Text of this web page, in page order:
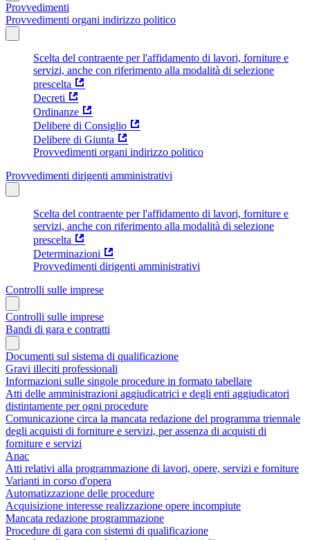
Provvedimenti
Provvedimenti organi indirizzo politico
Scelta del contraente per l'affidamento di lavori, forniture e
servizi, anche con riferimento alla modalità di selezione
prescelta
Decreti
Ordinanze
Delibere di Consiglio
Delibere di Giunta
Provvedimenti organi indirizzo politico
Provvedimenti dirigenti amministrativi
Scelta del contraente per l'affidamento di lavori, forniture e
servizi, anche con riferimento alla modalità di selezione
prescelta
Determinazioni
Provvedimenti dirigenti amministrativi
Controlli sulle imprese
Controlli sulle imprese
Bandi di gara e contratti
Documenti sul sistema di qualificazione
Gravi illeciti professionali
Informazioni sulle singole procedure in formato tabellare
Atti delle amministrazioni aggiudicatrici e degli enti aggiudicatori
distintamente per ogni procedure
Comunicazione circa la mancata redazione del programma triennale
degli acquisti di forniture e servizi, per assenza di acquisti di
forniture e servizi
Anac
Atti relativi alla programmazione di lavori, opere, servizi e forniture
Varianti in corso d'opera
Automatizzazione delle procedure
Acquisizione interesse realizzazione opere incompiute
Mancata redazione programmazione
Procedure di gara con sistemi di qualificazione